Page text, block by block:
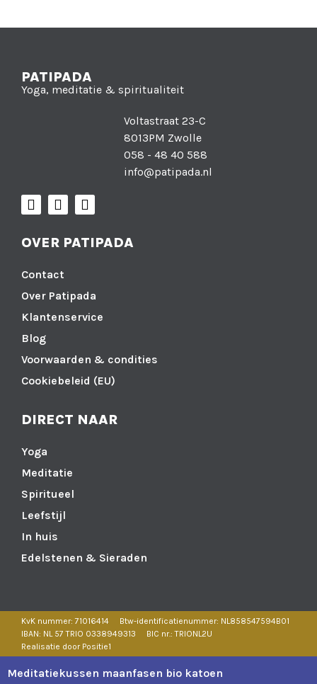
PATIPADA
Yoga, meditatie & spiritualiteit
Voltastraat 23-C
8013PM Zwolle
058 - 48 40 588
info@patipada.nl
OVER PATIPADA
Contact
Over Patipada
Klantenservice
Blog
Voorwaarden & condities
Cookiebeleid (EU)
DIRECT NAAR
Yoga
Meditatie
Spiritueel
Leefstijl
In huis
Edelstenen & Sieraden
KvK nummer: 71016414
Btw-identificatienummer: NL858547594B01
IBAN: NL 57 TRIO 0338949313
BIC nr.: TRIONL2U
Realisatie door Positie1
Meditatiekussen maanfasen bio katoen